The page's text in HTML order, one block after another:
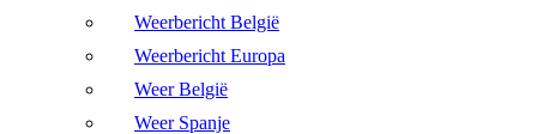
Weerbericht België
Weerbericht Europa
Weer België
Weer Spanje